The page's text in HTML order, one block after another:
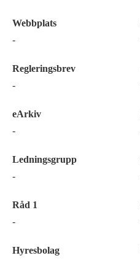
Webbplats
-
Regleringsbrev
-
eArkiv
-
Ledningsgrupp
-
Råd 1
-
Hyresbolag